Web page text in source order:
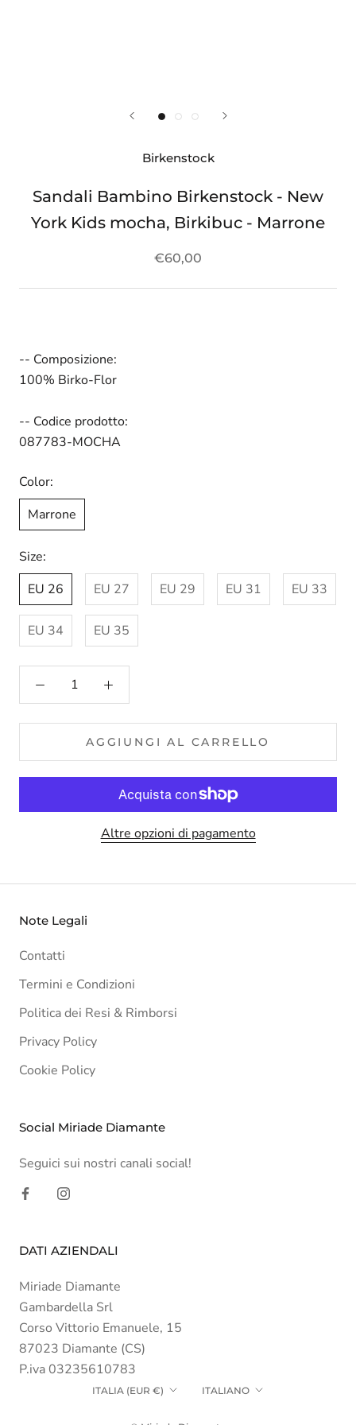
Birkenstock
Sandali Bambino Birkenstock - New
York Kids mocha, Birkibuc - Marrone
€60,00
-- Composizione:
100% Birko-Flor
-- Codice prodotto:
087783-MOCHA
Color:
Marrone
Size:
EU 26
EU 27 EU 29 EU 31 EU 33
EU 34 EU 35
AGGIUNGI AL CARRELLO
Altre opzioni di pagamento
Note Legali
Contatti
Termini e Condizioni
Politica dei Resi & Rimborsi
Privacy Policy
Cookie Policy
Social Miriade Diamante
Seguici sui nostri canali social!
DATI AZIENDALI
Miriade Diamante
Gambardella Srl
Corso Vittorio Emanuele, 15
87023 Diamante (CS)
P.iva 03235610783
Paese/Area
ITALIA (EUR €) Lingua
ITALIANO